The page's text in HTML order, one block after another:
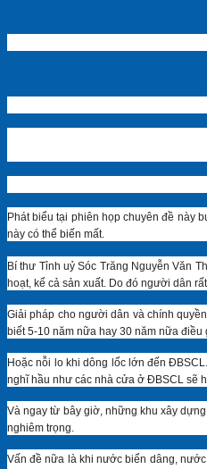
Phát biểu tại phiên họp chuyên đề này
này có thể biến mất.
Bí thư Tỉnh uỷ Sóc Trăng Nguyễn Văn
hoạt, kể cả sản xuất. Do đó người dân
Giải pháp cho người dân và chính
biết 5-10 năm nữa hay 30 năm nữa
Hoặc nỗi lo khi dông lốc lớn đến
nghĩ hầu như các nhà cửa ở ĐBSCL sẽ
Và ngay từ bây giờ, những khu xây
nghiêm trọng.
Vấn đề nữa là khi nước biển dâng,